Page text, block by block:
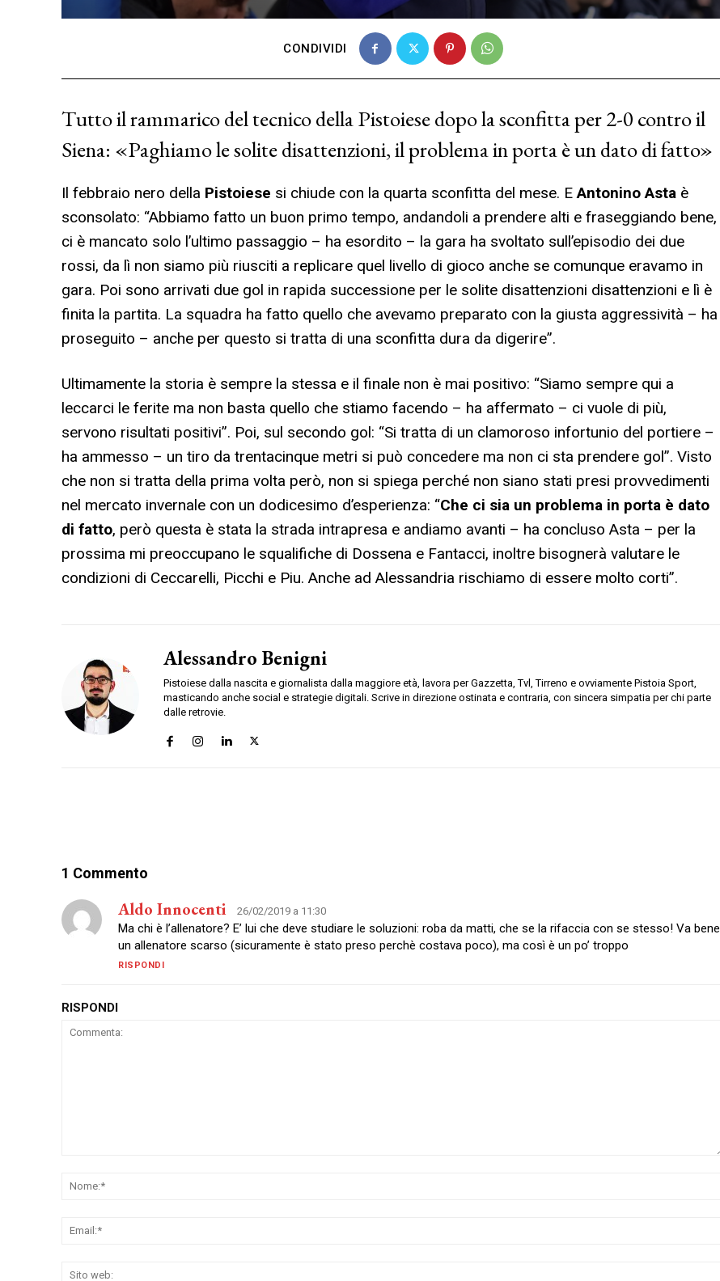
CONDIVIDI
Tutto il rammarico del tecnico della Pistoiese dopo la sconfitta per 2-0 contro il
Siena: «Paghiamo le solite disattenzioni, il problema in porta è un dato di fatto»
Il febbraio nero della Pistoiese si chiude con la quarta sconfitta del mese. EAntonino Asta è
sconsolato: “Abbiamo fatto un buon primo tempo, andandoli a prendere alti e fraseggiando bene,
ci è mancato solo l’ultimo passaggio – ha esordito – la gara ha svoltato sull’episodio dei due
rossi, da lì non siamo più riusciti a replicare quel livello di gioco anche se comunque eravamo in
gara. Poi sono arrivati due gol in rapida successione per le solite disattenzioni disattenzioni e lì è
finita la partita. La squadra ha fatto quello che avevamo preparato con la giusta aggressività – ha
proseguito – anche per questo si tratta di una sconfitta dura da digerire”.
Ultimamente la storia è sempre la stessa e il finale non è mai positivo: “Siamo sempre qui a
leccarci le ferite ma non basta quello che stiamo facendo – ha affermato – ci vuole di più,
servono risultati positivi”. Poi, sul secondo gol: “Si tratta di un clamoroso infortunio del portiere –
ha ammesso – un tiro da trentacinque metri si può concedere ma non ci sta prendere gol”. Visto
che non si tratta della prima volta però, non si spiega perché non siano stati presi provvedimenti
nel mercato invernale con un dodicesimo d’esperienza: “Che ci sia un problema in porta è dato
di fatto, però questa è stata la strada intrapresa e andiamo avanti – ha concluso Asta – per la
prossima mi preoccupano le squalifiche di Dossena e Fantacci, inoltre bisognerà valutare le
condizioni di Ceccarelli, Picchi e Piu. Anche ad Alessandria rischiamo di essere molto corti”.
Alessandro Benigni
Pistoiese dalla nascita e giornalista dalla maggiore età, lavora per Gazzetta, Tvl, Tirreno e ovviamente Pistoia Sport,
masticando anche social e strategie digitali. Scrive in direzione ostinata e contraria, con sincera simpatia per chi parte
dalle retrovie.
1 Commento
Aldo Innocenti 26/02/2019 a 11:30
Ma chi è l’allenatore? E’ lui che deve studiare le soluzioni: roba da matti, che se la rifaccia con se stesso! Va bene
un allenatore scarso (sicuramente è stato preso perchè costava poco), ma così è un po’ troppo
RISPONDI
RISPONDI